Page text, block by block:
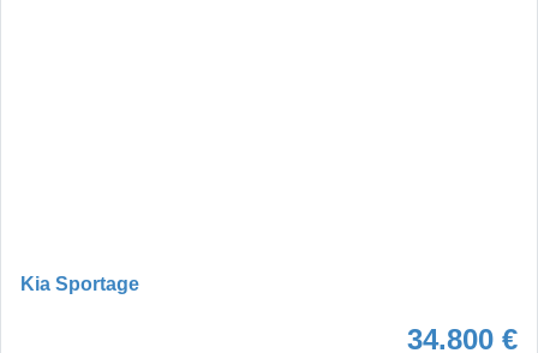
Kia Sportage
34.800 €